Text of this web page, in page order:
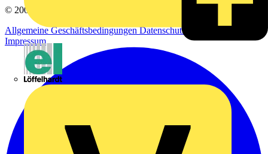
© 2002-
Allgemeine GeschäftsbedingungenDatenschutzerklärung
Impressum